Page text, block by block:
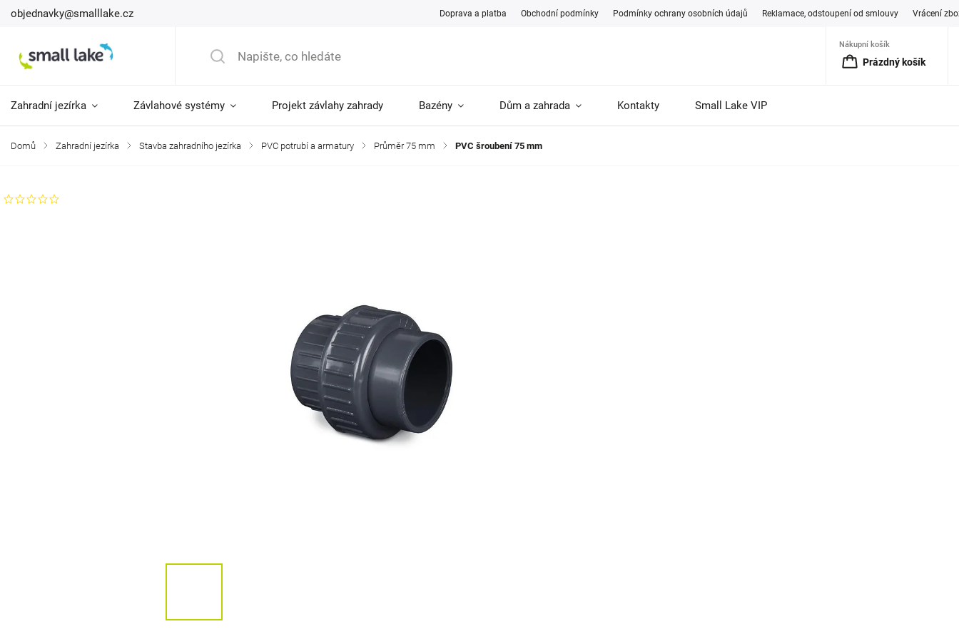
objednavky@smalllake.cz Doprava a platba Obchodní podmínky Podmínky ochrany osobních údajů Reklamace, odstoupení od smlouvy Vrácení
Nákupní košík
Prázdný košík
Zahradní jezírka Závlahové systémy Projekt závlahy zahrady Bazény Dům a zahrada Kontakty Small Lake VIP
Domů / Zahradní jezírka / Stavba zahradního jezírka / PVC potrubí a armatury / Průměr 75 mm / PVC šroubení 75 mm